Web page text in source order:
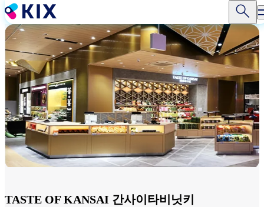
주
요
콘
텐
츠
로
뛰
기
TASTE OF KANSAI 간사이타비닛키